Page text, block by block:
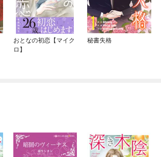
おとなの初恋【マイク
ロ】
秘書失格